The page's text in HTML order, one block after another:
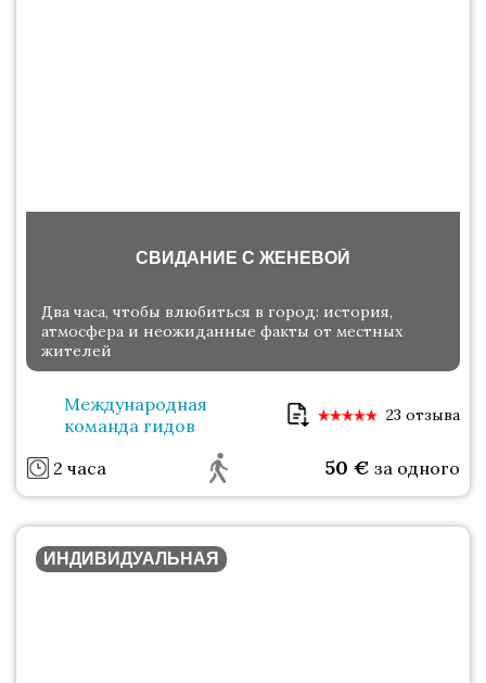
СВИДАНИЕ С ЖЕНЕВОЙ
Два часа, чтобы влюбиться в город: история,
атмосфера и неожиданные факты от местных
жителей
Международная
команда гидов
23 отзыва
2 часа 50 € за одного
ИНДИВИДУАЛЬНАЯ